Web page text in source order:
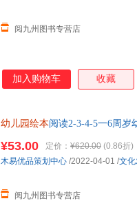
阅九州图书专营店
加入购物车 收藏
幼儿园绘本阅读2-3-4-5一6周岁
¥53.00 定价： ¥620.00 (0.86折)
阅九州图书专营店
木易优品策划中心 /2022-04-01 /文